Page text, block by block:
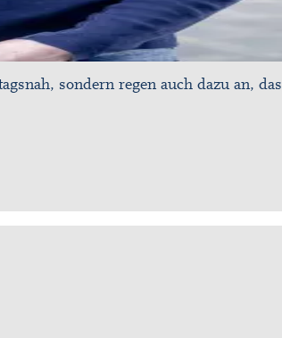
sondern regen auch dazu an, das